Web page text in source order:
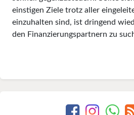
einstigen Ziele trotz aller
einzuhalten sind, ist dringend
den Finanzierungspartnern zu